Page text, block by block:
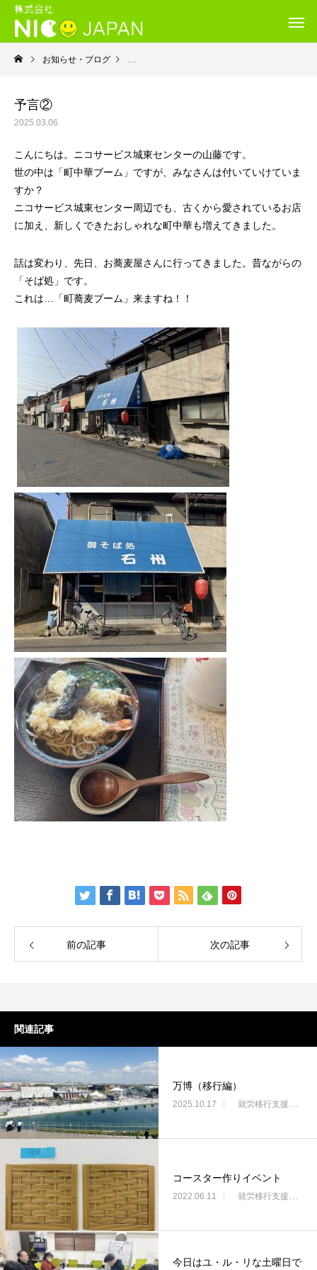
お知らせ・ブログ 就労移行支援・ニコサービス城東センター
予言②
2025.03.06
こんにちは。ニコサービス城東センターの山藤です。
世の中は「町中華ブーム」ですが、みなさんは付いていけていま
すか？
ニコサービス城東センター周辺でも、古くから愛されているお店
に加え、新しくできたおしゃれな町中華も増えてきました。
話は変わり、先日、お蕎麦屋さんに行ってきました。昔ながらの
「そば処」です。
これは…「町蕎麦ブーム」来ますね！！
前の記事 次の記事
関連記事
万博（移行編）
2025.10.17 就労移行支援・ニコサービス城東センター
コースター作りイベント
2022.06.11 就労移行支援・ニコサービス城東センター
今日はユ・ル・リな土曜日で